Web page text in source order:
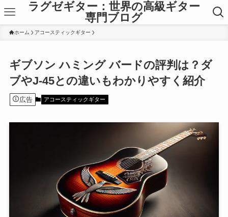
ラグゼギター：世界の高級ギター
専門ブログ
ホーム アコースティックギター
ギブソン ハミング バードの評判は？ダ
ブやJ-45との違いもわかりやすく紹介
広告 アコースティックギター